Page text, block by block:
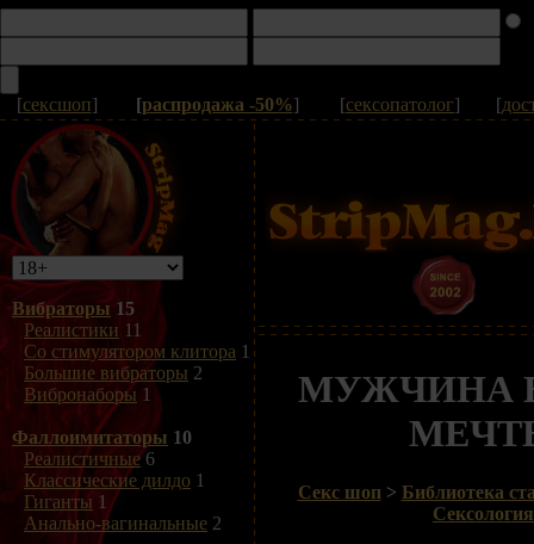
[сексшоп] [распродажа -50%] [сексопатолог] [
Вибраторы 15
Реалистики 11
Со стимулятором клитора 1
Большие вибраторы 2
Вибронаборы 1
Фаллоимитаторы 10
Реалистичные6
Классические дилдо 1
Гиганты 1
Анально-вагинальные 2
МУЖЧИНА
Секс шоп> Библиотека
Сексология